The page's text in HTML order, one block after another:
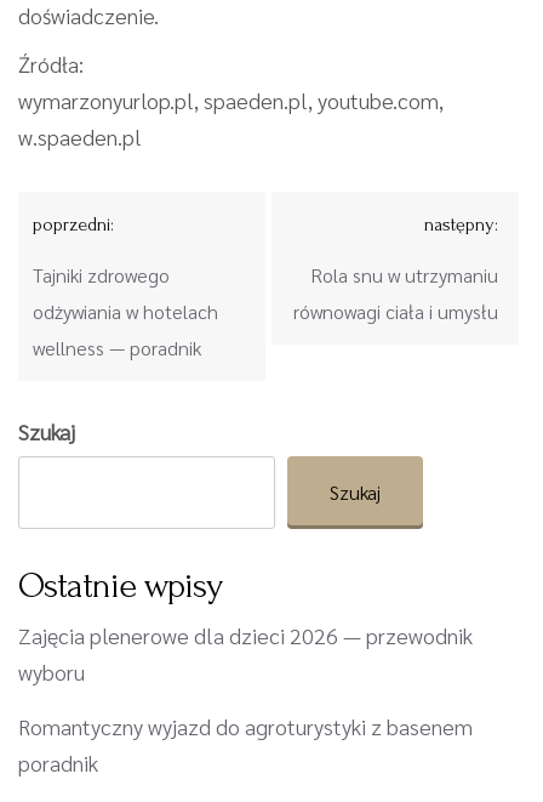
doświadczenie.
Źródła:
wymarzonyurlop.pl, spaeden.pl, youtube.com,
w.spaeden.pl
Nawigacja
poprzedni:
Tajniki zdrowego
odżywiania w hotelach
wellness — poradnik
następny:
Rola snu w utrzymaniu
równowagi ciała i umysłu
Szukaj
Szukaj
Ostatnie wpisy
Zajęcia plenerowe dla dzieci 2026 — przewodnik
wyboru
Romantyczny wyjazd do agroturystyki z basenem
poradnik